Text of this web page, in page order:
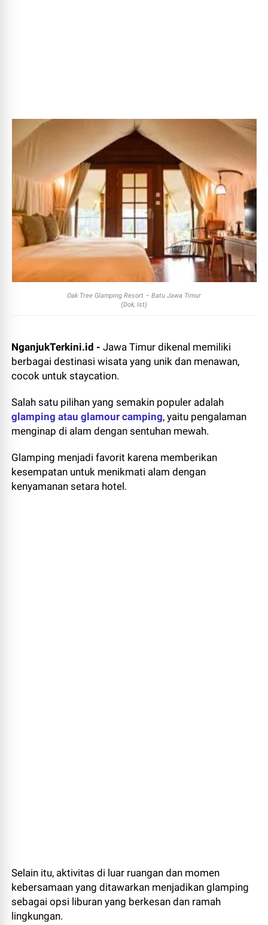
Oak Tree Glamping Resort – Batu Jawa Timur
(Dok, Ist)
NganjukTerkini.id -Jawa Timur dikenal memiliki
berbagai destinasi wisata yang unik dan menawan,
cocok untuk staycation.
Salah satu pilihan yang semakin populer adalah
glamping atau glamour camping, yaitu pengalaman
menginap di alam dengan sentuhan mewah.
Glamping menjadi favorit karena memberikan
kesempatan untuk menikmati alam dengan
kenyamanan setara hotel.
Selain itu, aktivitas di luar ruangan dan momen
kebersamaan yang ditawarkan menjadikan glamping
sebagai opsi liburan yang berkesan dan ramah
lingkungan.